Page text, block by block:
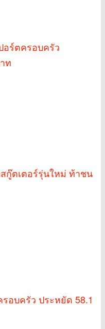
อร์ตครอบครัว
ท
กู๊ตเตอร์รุ่นใหม่ ท้าชน
รอบครัว ประหยัด 58.1